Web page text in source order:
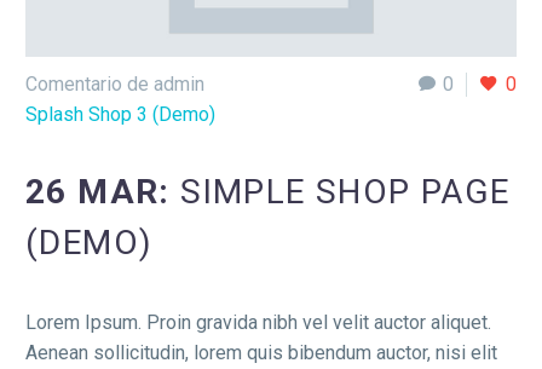
0 0
Comentario de admin
Splash Shop 3 (Demo)
26 MAR: SIMPLE SHOP PAGE
(DEMO)
Lorem Ipsum. Proin gravida nibh vel velit auctor aliquet.
Aenean sollicitudin, lorem quis bibendum auctor, nisi elit